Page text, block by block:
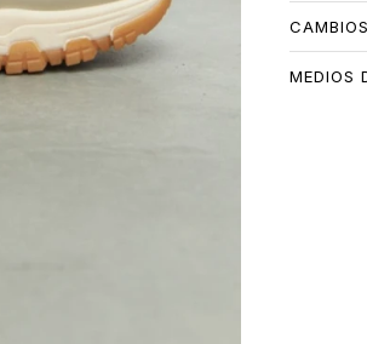
CAMBIOS
MEDIOS